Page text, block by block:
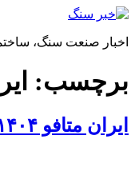
پرش
محتوا
اخبار صنعت سنگ،
برچسب:
ایران متافو ۱۴۰۴